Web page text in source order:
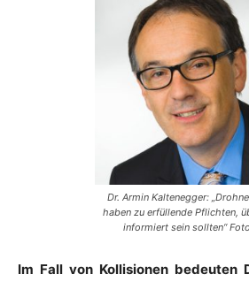
Dr. Armin Kaltenegger:
haben zu erfüllende Pflichten,
informiert sein sollten“
Im Fall von Kollisionen bedeuten